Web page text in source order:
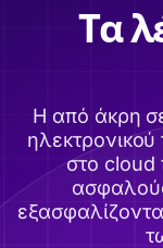
Τα
Η από άκρη
στο cloud